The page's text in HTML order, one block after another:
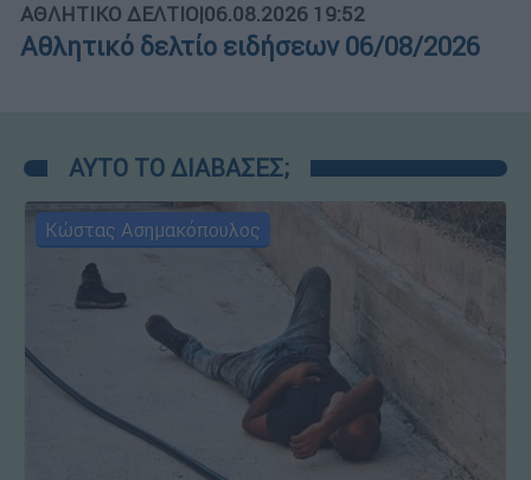
ΑΘΛΗΤΙΚΟ ΔΕΛΤΙΟ|06.08.2026 19:52
Αθλητικό δελτίο ειδήσεων 06/08/2026
ΑΥΤΟ ΤΟ ΔΙΑΒΑΣΕΣ;
Κώστας Ασημακόπουλος